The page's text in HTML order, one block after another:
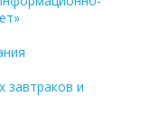
завтраков и